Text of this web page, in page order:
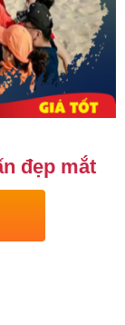
đẹp mắt